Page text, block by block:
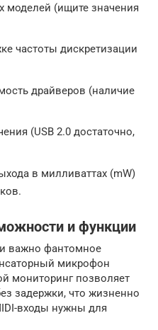
моделей (ищите значения
частоты дискретизации
драйверов (наличие
(USB 2.0 достаточно,
в милливаттах (mW)
и функции
важно фантомное
микрофон
мониторинг позволяет
задержки, что жизненно
входы нужны для